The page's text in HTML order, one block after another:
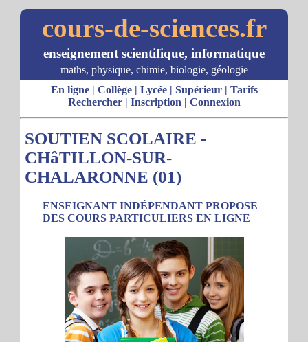
cours-de-sciences.fr
enseignement scientifique, informatique
maths, physique, chimie, biologie, géologie
En ligne| Collège| Lycée| Supérieur| Tarifs
Rechercher| Inscription | Connexion
SOUTIEN SCOLAIRE -
CHâTILLON-SUR-
CHALARONNE (01)
ENSEIGNANT INDÉPENDANT PROPOSE
DES COURS PARTICULIERS EN LIGNE